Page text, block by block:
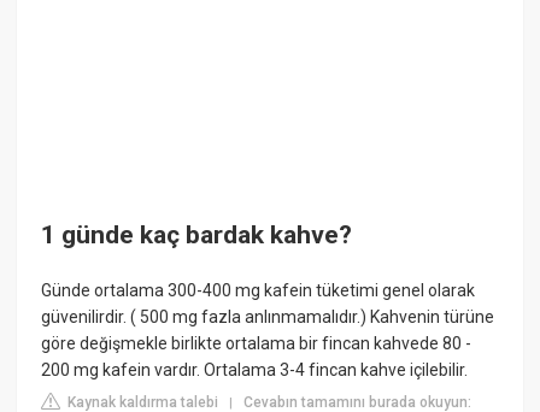
1 günde kaç bardak kahve?
Günde ortalama 300-400 mg kafein tüketimi genel olarak
güvenilirdir. ( 500 mg fazla anlınmamalıdır.) Kahvenin türüne
göre değişmekle birlikte ortalama bir fincan kahvede 80 -
200 mg kafein vardır. Ortalama 3-4 fincan kahve içilebilir.
Kaynak kaldırma talebi |Cevabın tamamını burada okuyun: